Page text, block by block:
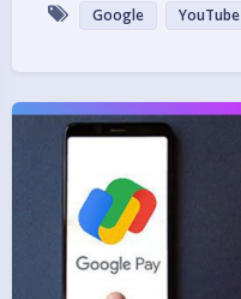
Google YouTube